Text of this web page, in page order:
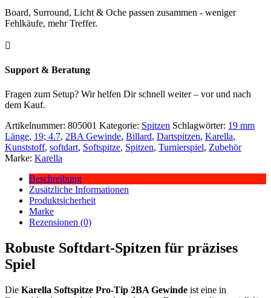
Board, Surround, Licht & Oche passen zusammen - weniger
Fehlkäufe, mehr Treffer.

Support & Beratung
Fragen zum Setup? Wir helfen Dir schnell weiter – vor und nach
dem Kauf.
Artikelnummer: 805001 Kategorie: Spitzen Schlagwörter: 19 mm
Länge, 19; 4.7, 2BA Gewinde, Billard, Dartspitzen, Karella,
Kunststoff, softdart, Softspitze, Spitzen, Turnierspiel, Zubehör
Marke: Karella
Beschreibung
Zusätzliche Informationen
Produktsicherheit
Marke
Rezensionen (0)
Robuste Softdart-Spitzen für präzises
Spiel
Die Karella Softspitze Pro-Tip 2BA Gewinde ist eine in